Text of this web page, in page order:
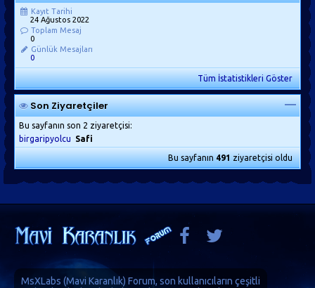
Kayıt Tarihi
24 Ağustos 2022
Toplam Mesaj
0
Günlük Mesajları
0
Tüm İstatistikleri Göster
Son Ziyaretçiler
Bu sayfanın son 2 ziyaretçisi:
birgaripyolcu
Safi
Bu sayfanın491ziyaretçisi oldu
MsXLabs (Mavi Karanlık) Forum, son kullanıcıların çeşitli